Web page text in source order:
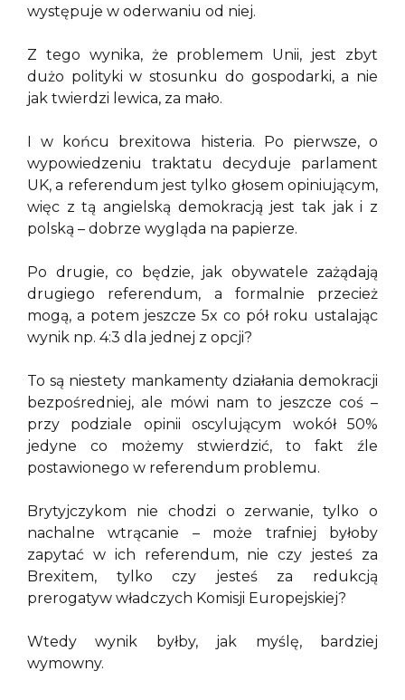
występuje w oderwaniu od niej.
Z tego wynika, że problemem Unii, jest zbyt
dużo polityki w stosunku do gospodarki, a nie
jak twierdzi lewica, za mało.
I w końcu brexitowa histeria. Po pierwsze, o
wypowiedzeniu traktatu decyduje parlament
UK, a referendum jest tylko głosem opiniującym,
więc z tą angielską demokracją jest tak jak i z
polską – dobrze wygląda na papierze.
Po drugie, co będzie, jak obywatele zażądają
drugiego referendum, a formalnie przecież
mogą, a potem jeszcze 5x co pół roku ustalając
wynik np. 4:3 dla jednej z opcji?
To są niestety mankamenty działania demokracji
bezpośredniej, ale mówi nam to jeszcze coś –
przy podziale opinii oscylującym wokół 50%
jedyne co możemy stwierdzić, to fakt źle
postawionego w referendum problemu.
Brytyjczykom nie chodzi o zerwanie, tylko o
nachalne wtrącanie – może trafniej byłoby
zapytać w ich referendum, nie czy jesteś za
Brexitem, tylko czy jesteś za redukcją
prerogatyw władczych Komisji Europejskiej?
Wtedy wynik byłby, jak myślę, bardziej
wymowny.